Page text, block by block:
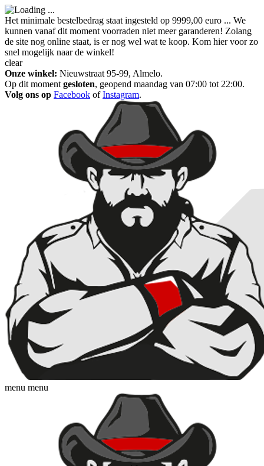
Het minimale bestelbedrag staat ingesteld op 9999,00 euro ... We
kunnen vanaf dit moment voorraden niet meer garanderen! Zolang
de site nog online staat, is er nog wel wat te koop. Kom hier voor zo
snel mogelijk naar de winkel!
clear
Onze winkel: Nieuwstraat 95-99, Almelo.
Op dit moment gesloten, geopend maandag van 07:00 tot 22:00.
Volg ons op Facebook ofInstagram.
menu menu